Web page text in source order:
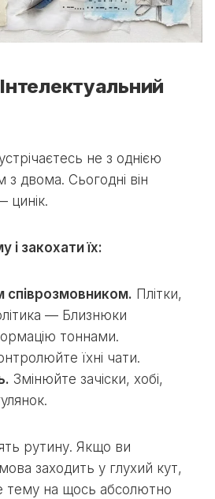
не з однією
двома. Сьогодні він
цинік.
і закохати їх:
співрозмовником. Плітки,
— Близнюки
тоннами.
їхні чати.
Змінюйте зачіски, хобі,
рутину. Якщо ви
заходить у глухий кут,
тему на щось абсолютно